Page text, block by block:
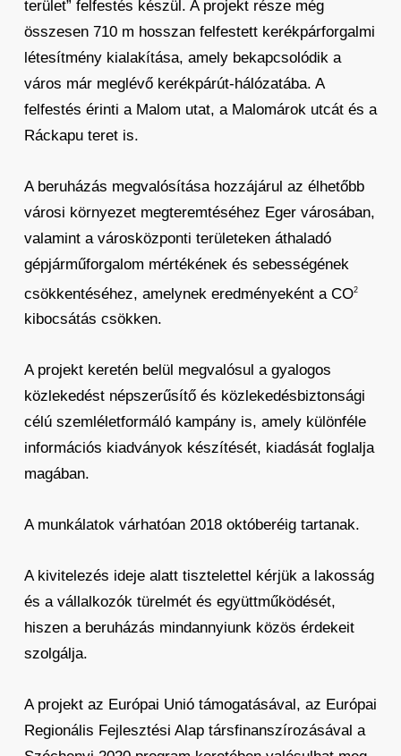
terület” felfestés készül. A projekt része még
összesen 710 m hosszan felfestett kerékpárforgalmi
létesítmény kialakítása, amely bekapcsolódik a
város már meglévő kerékpárút-hálózatába. A
felfestés érinti a Malom utat, a Malomárok utcát és a
Ráckapu teret is.
A beruházás megvalósítása hozzájárul az élhetőbb
városi környezet megteremtéséhez Eger városában,
valamint a városközponti területeken áthaladó
gépjárműforgalom mértékének és sebességének
csökkentéséhez, amelynek eredményeként a CO2
kibocsátás csökken.
A projekt keretén belül megvalósul a gyalogos
közlekedést népszerűsítő és közlekedésbiztonsági
célú szemléletformáló kampány is, amely különféle
információs kiadványok készítését, kiadását foglalja
magában.
A munkálatok várhatóan 2018 októberéig tartanak.
A kivitelezés ideje alatt tisztelettel kérjük a lakosság
és a vállalkozók türelmét és együttműködését,
hiszen a beruházás mindannyiunk közös érdekeit
szolgálja.
A projekt az Európai Unió támogatásával, az Európai
Regionális Fejlesztési Alap társfinanszírozásával a